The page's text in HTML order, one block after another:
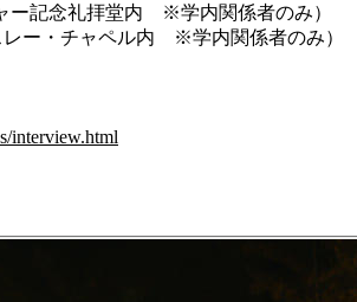
ー記念礼拝堂内 ※学内関係者のみ）
ー・チャペル内 ※学内関係者のみ）
interview.html